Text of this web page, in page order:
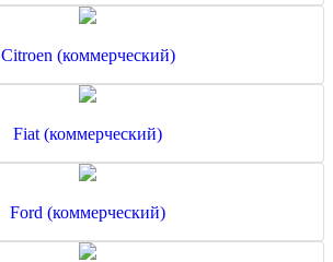
Citroen (коммерческий)
Fiat (коммерческий)
Ford (коммерческий)